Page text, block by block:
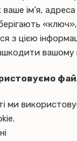
ім’я, адреса
з цією
вашому
ми